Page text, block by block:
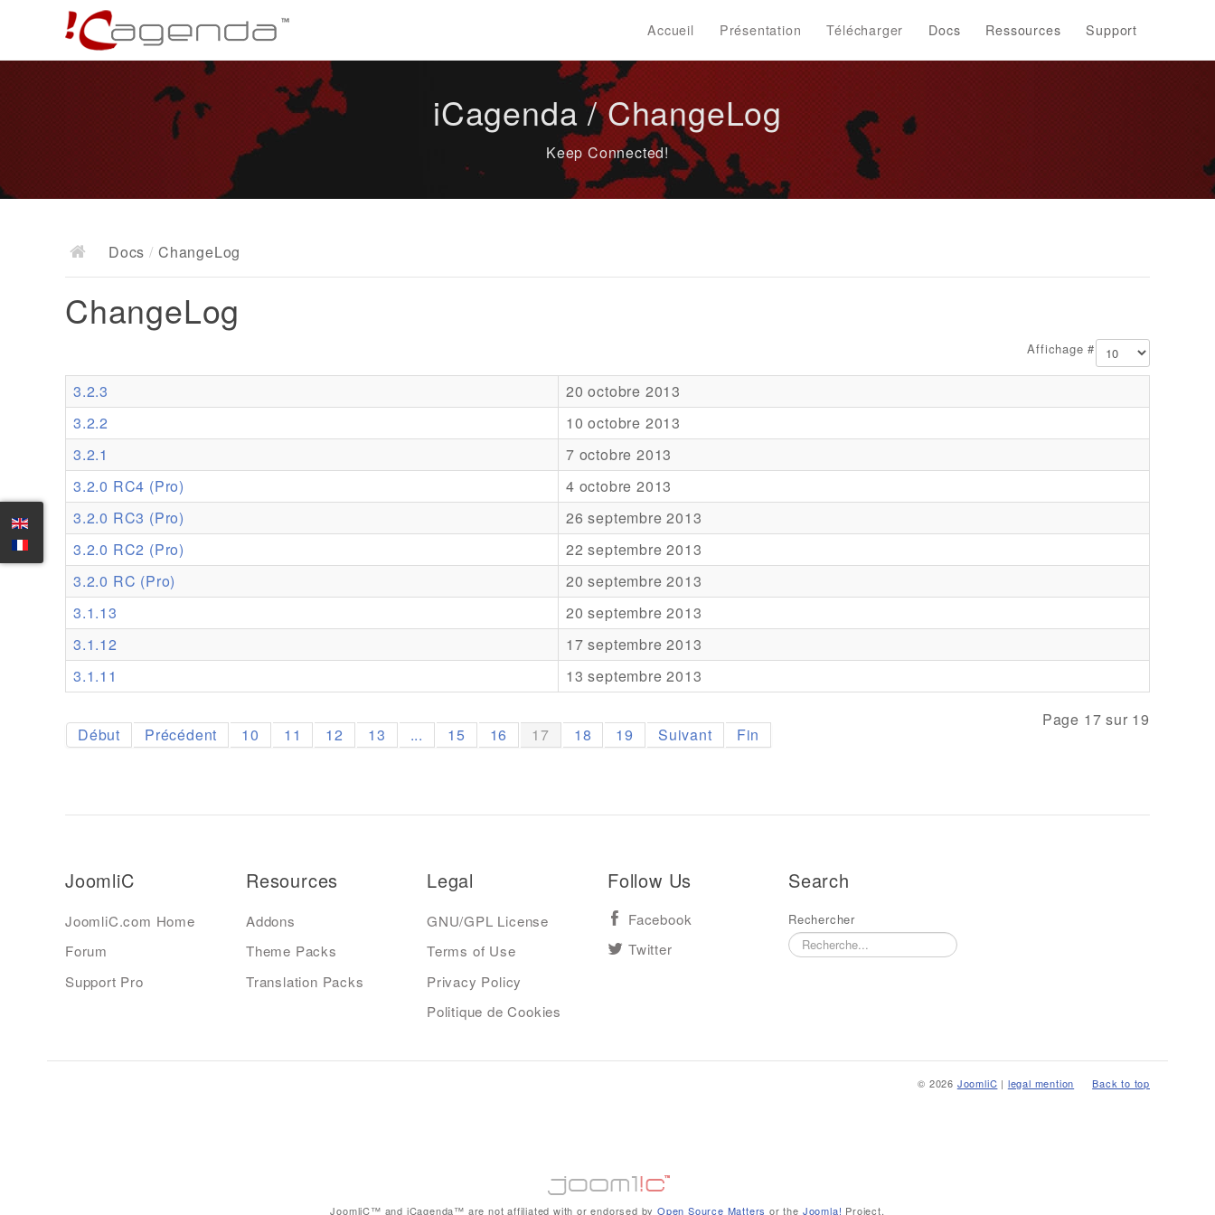
Accueil Présentation Télécharger Docs Ressources Support
iCagenda / ChangeLog
Keep Connected!
Docs / ChangeLog
ChangeLog
Affichage #
3.2.3
20 octobre 2013
3.2.2
10 octobre 2013
3.2.1
7 octobre 2013
3.2.0 RC4 (Pro)
4 octobre 2013
3.2.0 RC3 (Pro)
26 septembre 2013
3.2.0 RC2 (Pro)
22 septembre 2013
3.2.0 RC (Pro)
20 septembre 2013
3.1.13
20 septembre 2013
3.1.12
17 septembre 2013
3.1.11
13 septembre 2013
Page 17 sur 19
Début Précédent 10 11 12 13 ... 15 16 17 18 19 Suivant Fin
JoomliC
JoomliC.com Home
Forum
Support Pro
Resources
Addons
Theme Packs
Translation Packs
Legal
GNU/GPL License
Terms of Use
Privacy Policy
Politique de Cookies
Follow Us
Facebook
Twitter
Search
Rechercher
Back to top
© 2026 JoomliC | legal mention
JoomliC™ and iCagenda™ are not affiliated with or endorsed byOpen Source Matters or the Joomla! Project.